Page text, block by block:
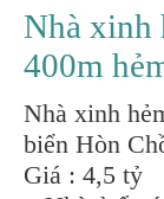
Nhà xinh
400m
Nhà xinh
biển Hòn
Giá : 4,5 tỷ